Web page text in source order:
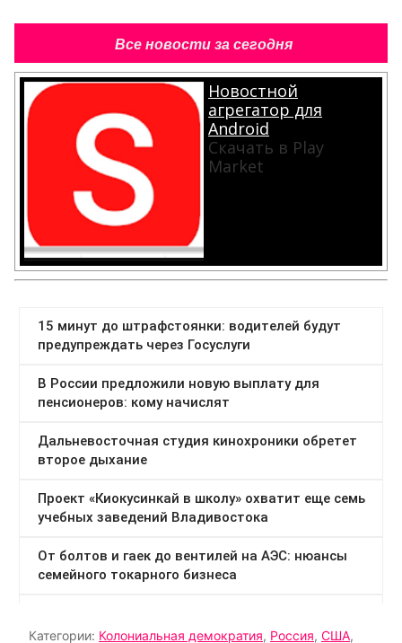
Все новости за сегодня
Новостной
агрегатор для
Android
Скачать в Play
Market
Категории: Колониальная демократия, Россия, США,